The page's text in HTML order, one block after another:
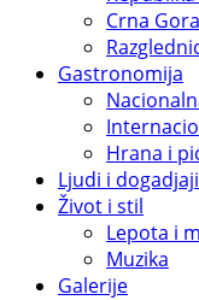
Crna Gora
Gastronomija
Hrana i
Ljudi i dogadjaji
Život i stil
Lepota i
Muzika
Galerije